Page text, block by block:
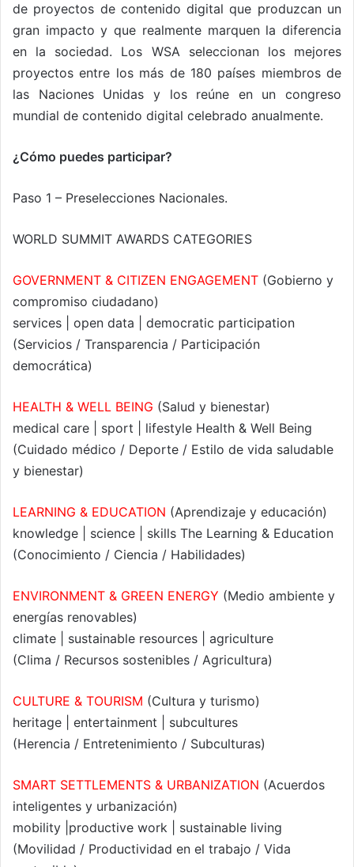
de proyectos de contenido digital que produzcan un
gran impacto y que realmente marquen la diferencia
en la sociedad. Los WSA seleccionan los mejores
proyectos entre los más de 180 países miembros de
las Naciones Unidas y los reúne en un congreso
mundial de contenido digital celebrado anualmente.
¿Cómo puedes participar?
Paso 1 – Preselecciones Nacionales.
WORLD SUMMIT AWARDS CATEGORIES
GOVERNMENT & CITIZEN ENGAGEMENT (Gobierno y
compromiso ciudadano)
services | open data | democratic participation
(Servicios / Transparencia / Participación
democrática)
HEALTH & WELL BEING (Salud y bienestar)
medical care | sport | lifestyle Health & Well Being
(Cuidado médico / Deporte / Estilo de vida saludable
y bienestar)
LEARNING & EDUCATION (Aprendizaje y educación)
knowledge | science | skills The Learning & Education
(Conocimiento / Ciencia / Habilidades)
ENVIRONMENT & GREEN ENERGY (Medio ambiente y
energías renovables)
climate | sustainable resources | agriculture
(Clima / Recursos sostenibles / Agricultura)
CULTURE & TOURISM (Cultura y turismo)
heritage | entertainment | subcultures
(Herencia / Entretenimiento / Subculturas)
SMART SETTLEMENTS & URBANIZATION (Acuerdos
inteligentes y urbanización)
mobility |productive work | sustainable living
(Movilidad / Productividad en el trabajo / Vida